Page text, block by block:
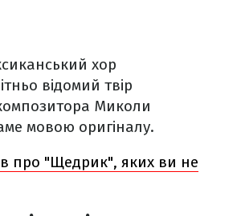
хор
відомий твір
Миколи
мовою оригіналу.
про "Щедрик", яких ви не